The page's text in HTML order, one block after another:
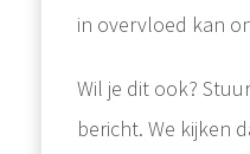
in overvloed kan
Wil je dit ook?
bericht. We kijken